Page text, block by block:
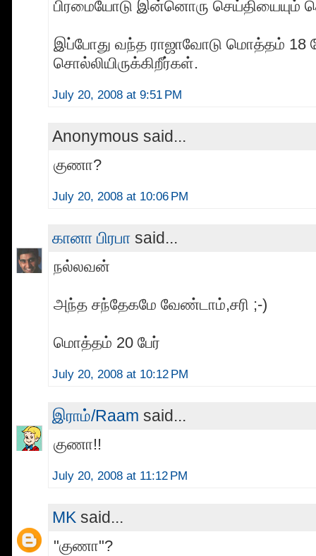
பிரமையோடு இன்னொரு செய்தியையும்
இப்போது வந்த ராஜாவோடு மொத்தம் 18
சொல்லியிருக்கிறீர்கள்.
July 20, 2008 at 9:51 PM
Anonymous said...
குணா?
July 20, 2008 at 10:06 PM
கானா பிரபா said...
நல்லவன்
அந்த சந்தேகமே வேண்டாம்,சரி ;-)
மொத்தம் 20 பேர்
July 20, 2008 at 10:12 PM
இராம்/Raam said...
குணா!!
July 20, 2008 at 11:12 PM
MK said...
"குணா"?